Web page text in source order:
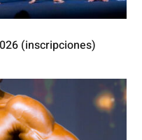
(inscripciones)